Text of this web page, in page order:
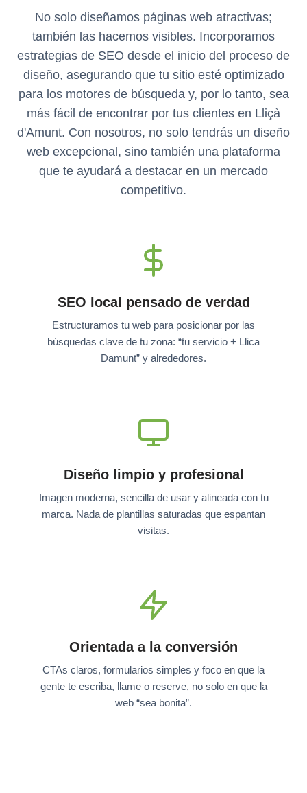
No solo diseñamos páginas web atractivas;
también las hacemos visibles. Incorporamos
estrategias de SEO desde el inicio del proceso de
diseño, asegurando que tu sitio esté optimizado
para los motores de búsqueda y, por lo tanto, sea
más fácil de encontrar por tus clientes en Lliçà
d'Amunt. Con nosotros, no solo tendrás un diseño
web excepcional, sino también una plataforma
que te ayudará a destacar en un mercado
competitivo.
SEO local pensado de verdad
Estructuramos tu web para posicionar por las
búsquedas clave de tu zona: “tu servicio + Llica
Damunt” y alrededores.
Diseño limpio y profesional
Imagen moderna, sencilla de usar y alineada con tu
marca. Nada de plantillas saturadas que espantan
visitas.
Orientada a la conversión
CTAs claros, formularios simples y foco en que la
gente te escriba, llame o reserve, no solo en que la
web “sea bonita”.